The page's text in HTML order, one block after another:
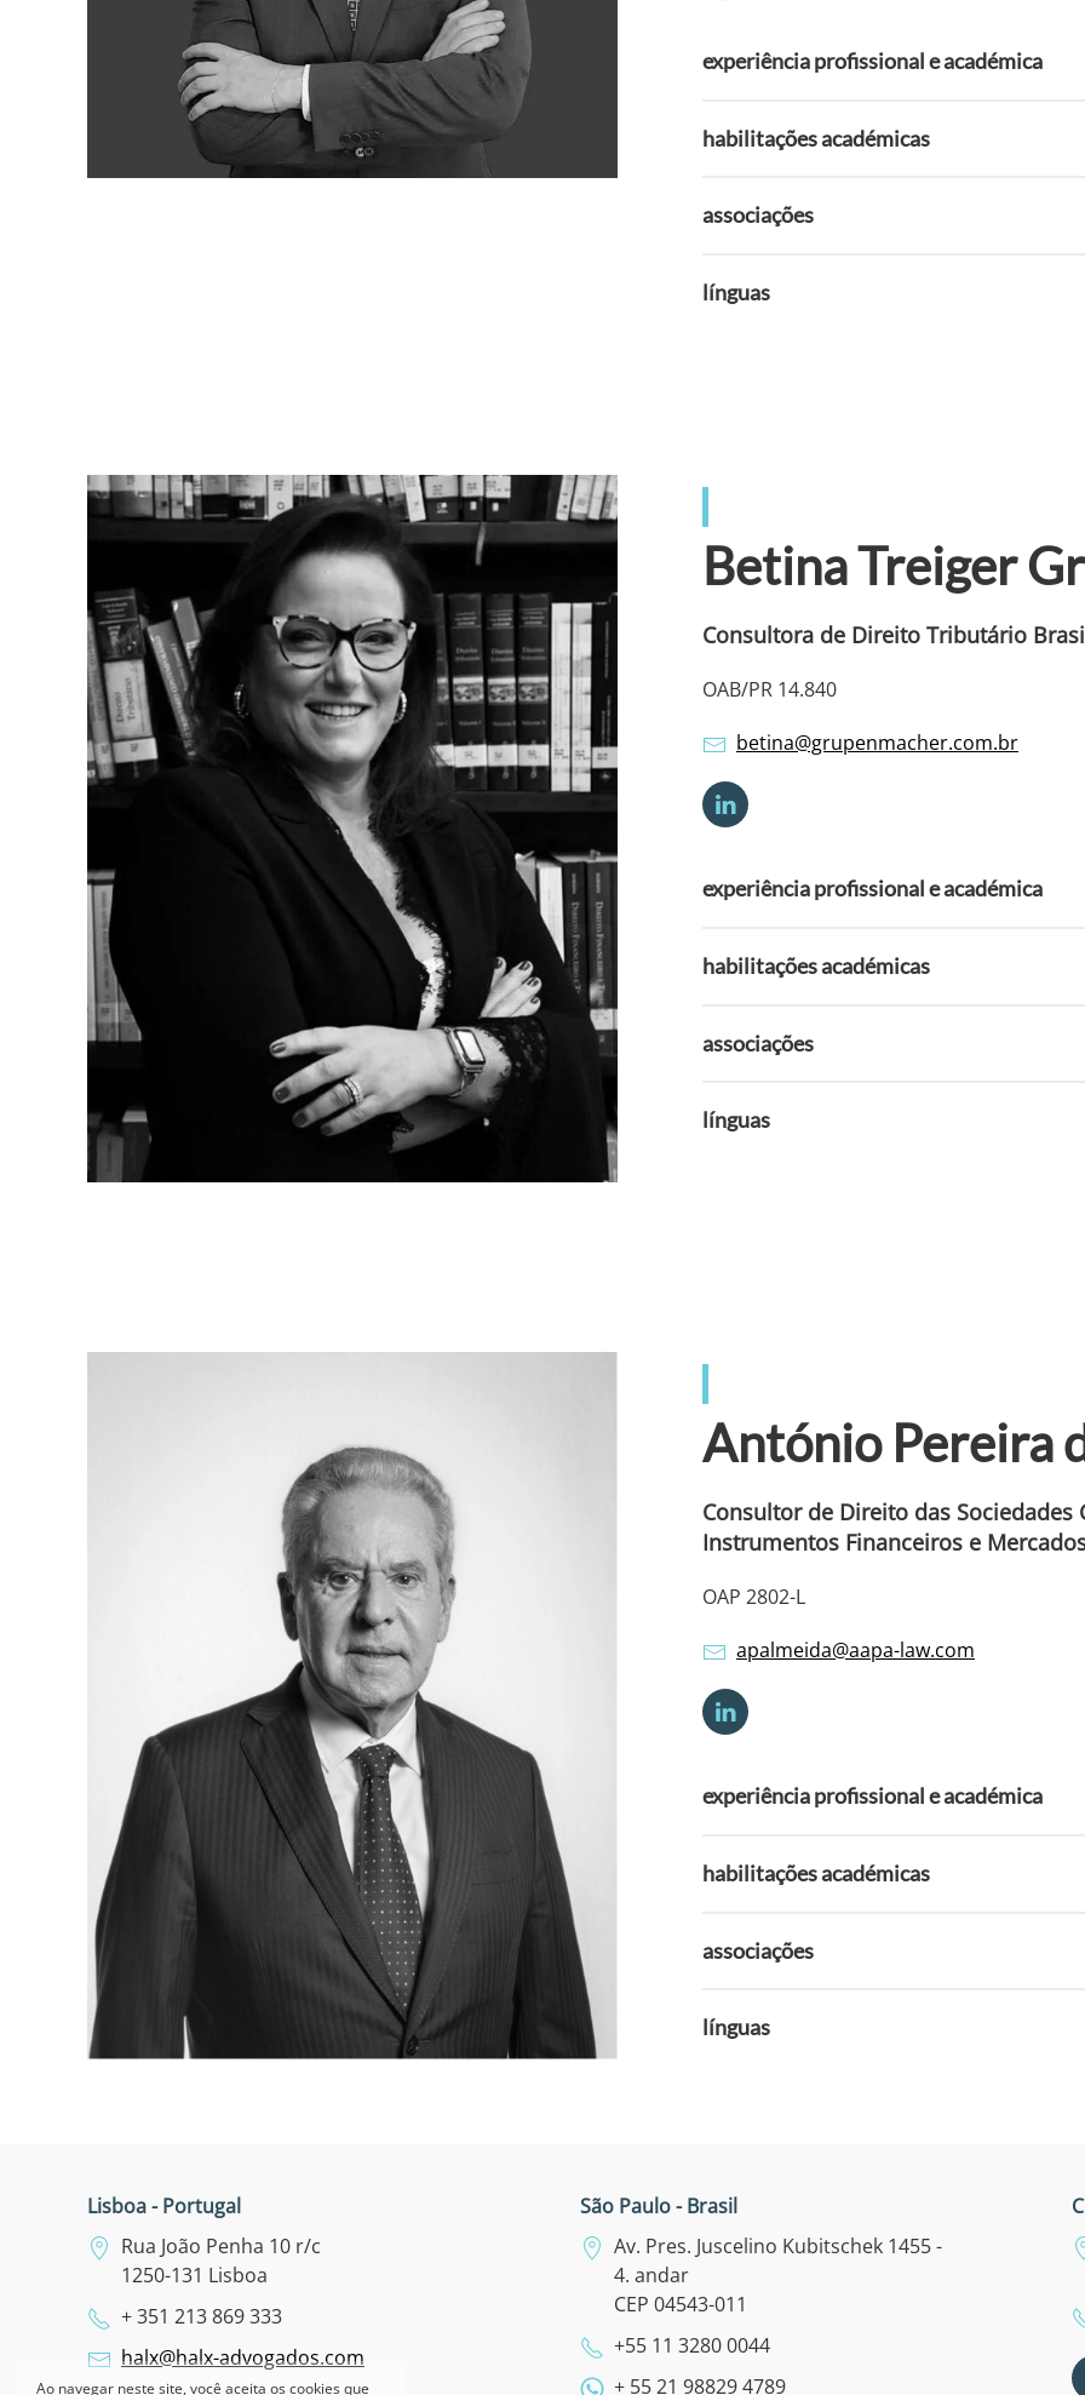
experiência profissional e académica
habilitações académicas
associações
línguas
Betina Treiger
Consultora de Direito Tributário
OAB/PR 14.840
betina@grupenmacher.com.br
experiência profissional e académica
habilitações académicas
associações
línguas
António Pereira
Consultor de Direito das
Instrumentos Financeiros e
OAP 2802-L
apalmeida@aapa-law.com
experiência profissional e académica
habilitações académicas
associações
línguas
Lisboa - Portugal
Rua João Penha 10 r/c
1250-131 Lisboa
+ 351 213 869 333
halx@halx-advogados.com
São Paulo - Brasil
Av. Pres. Juscelino Kubitschek 1455 -
4. andar
CEP 04543-011
+55 11 3280 0044
+ 55 21 98829 4789
Ao navegar neste site, você aceita os cookies que